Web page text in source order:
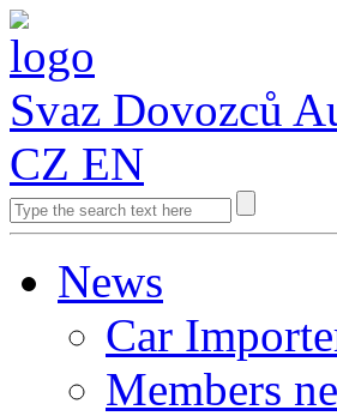
Svaz Dovozců
CZ EN
News
Car
Members